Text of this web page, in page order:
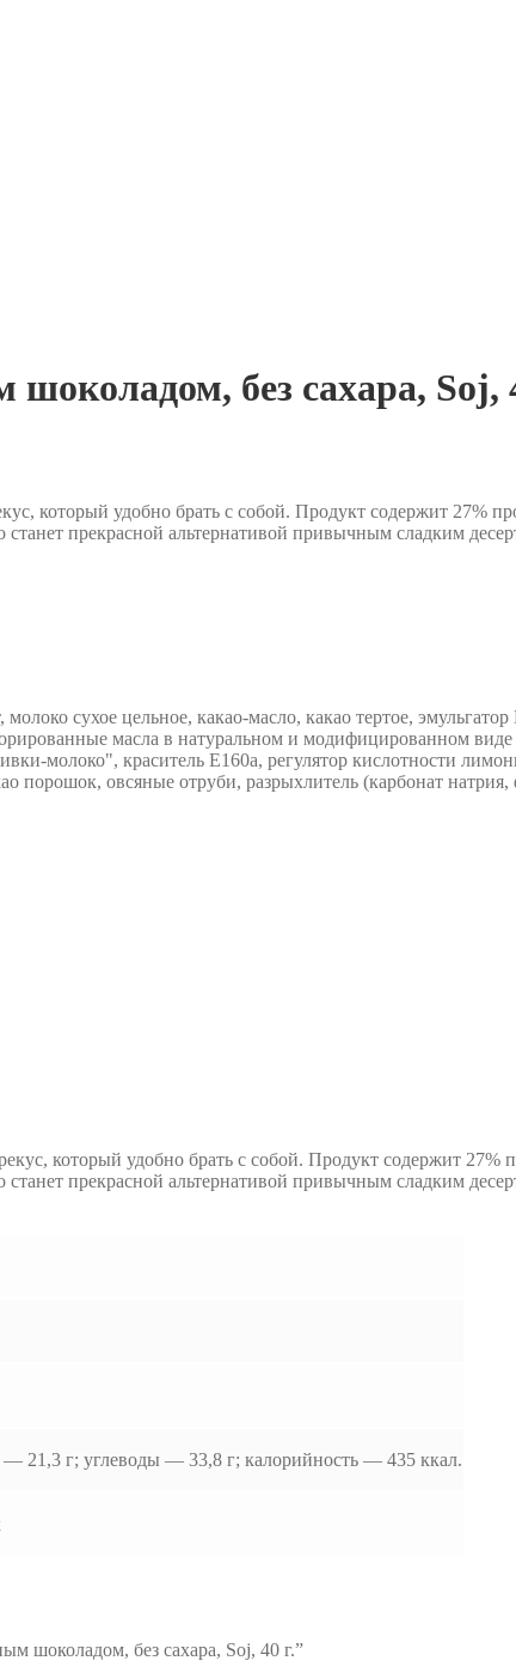
без сахара, Soj,
который удобно брать с собой. Продукт содержит 27%
прекрасной альтернативой привычным сладким
сухое цельное, какао-масло, какао тертое,
масла в натуральном и модифицированном
молоко", краситель Е160а, регулятор кислотности
порошок, овсяные отруби, разрыхлитель (карбонат
который удобно брать с собой. Продукт содержит 27%
прекрасной альтернативой привычным сладким
21,3 г; углеводы — 33,8 г; калорийность — 435 ккал.
шоколадом, без сахара, Soj, 40 г.”